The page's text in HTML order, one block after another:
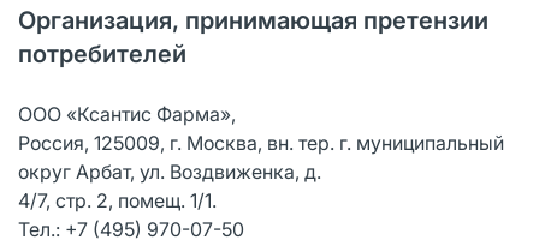
Организация, принимающая претензии
потребителей
ООО «Ксантис Фарма»,
Россия, 125009, г. Москва, вн. тер. г. муниципальный
округ Арбат, ул. Воздвиженка, д.
4/7, стр. 2, помещ. 1/1.
Тел.: +7 (495) 970-07-50